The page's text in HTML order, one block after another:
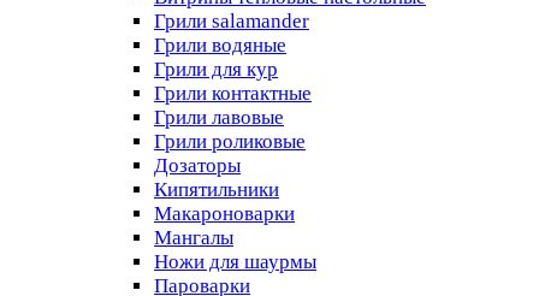
Грили salamander
Грили водяные
Грили для кур
Грили контактные
Грили лавовые
Грили роликовые
Дозаторы
Кипятильники
Макароноварки
Мангалы
Ножи для шаурмы
Пароварки